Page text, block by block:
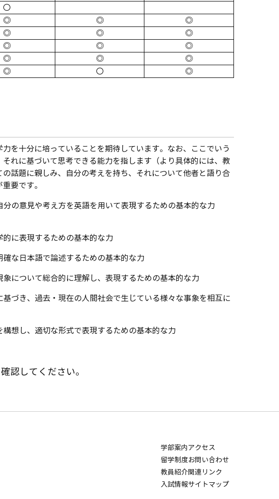
〇
◎ ◎
◎
◎ ◎ ◎
◎ ◎
◎
◎ ◎
◎
◎ 〇
◎
を十分に培っていることを期待しています。なお、ここでいう
れに基づいて思考できる能力を指します（より具体的には、教
話題に親しみ、自分の考えを持ち、それについて他者と語り合
要です。
の意見や考え方を英語を用いて表現するための基本的な力
に表現するための基本的な力
な日本語で論述するための基本的な力
について総合的に理解し、表現するための基本的な力
づき、過去・現在の人間社会で生じている様々な事象を相互に
想し、適切な形式で表現するための基本的な力
認してください。
学部案内
留学制度
教員紹介
入試情報
アクセス
お問い合わせ
関連リンク
サイトマップ